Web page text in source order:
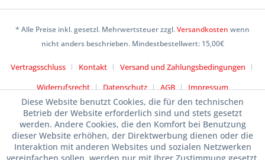
* Alle Preise inkl. gesetzl. Mehrwertsteuer zzgl.Versandkosten wenn
nicht anders beschrieben. Mindestbestellwert: 15,00€
Vertragsschluss Kontakt
Versand und Zahlungsbedingungen
Widerrufsrecht
Datenschutz AGB Impressum
Diese Website benutzt Cookies, die für den technischen
Betrieb der Website erforderlich sind und stets gesetzt
werden. Andere Cookies, die den Komfort bei Benutzung
dieser Website erhöhen, der Direktwerbung dienen oder die
Interaktion mit anderen Websites und sozialen Netzwerken